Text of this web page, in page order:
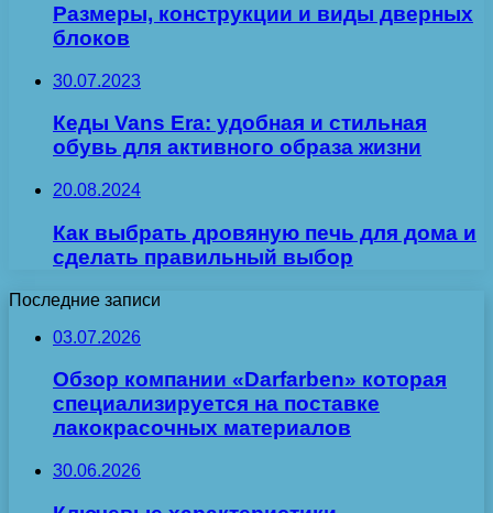
Размеры, конструкции и виды дверных
блоков
30.07.2023
Кеды Vans Era: удобная и стильная
обувь для активного образа жизни
20.08.2024
Как выбрать дровяную печь для дома и
сделать правильный выбор
Последние записи
03.07.2026
Обзор компании «Darfarben» которая
специализируется на поставке
лакокрасочных материалов
30.06.2026